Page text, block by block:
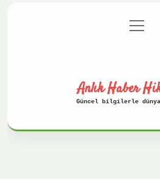
Gizlilik
menüyü
aç
Anlık Haber
Güncel bilgilerle